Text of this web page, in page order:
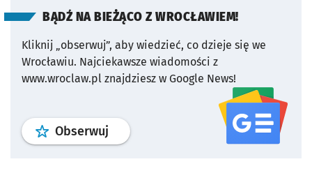
BĄDŹ NA BIEŻĄCO Z WROCŁAWIEM!
Kliknij „obserwuj”, aby wiedzieć, co dzieje się we
Wrocławiu. Najciekawsze wiadomości z
www.wroclaw.pl znajdziesz w Google News!
Obserwuj profil serwisu